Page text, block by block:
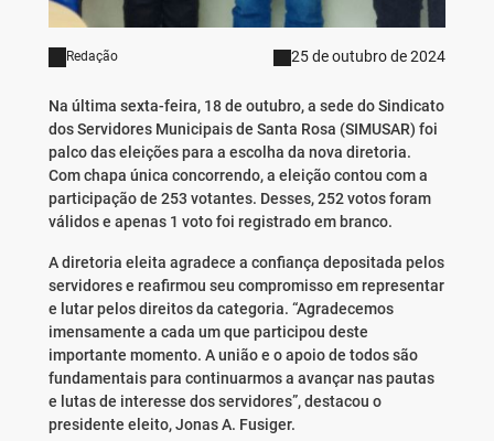
Redação 25 de outubro de 2024
Na última sexta-feira, 18 de outubro, a sede do Sindicato
dos Servidores Municipais de Santa Rosa (SIMUSAR) foi
palco das eleições para a escolha da nova diretoria.
Com chapa única concorrendo, a eleição contou com a
participação de 253 votantes. Desses, 252 votos foram
válidos e apenas 1 voto foi registrado em branco.
A diretoria eleita agradece a confiança depositada pelos
servidores e reafirmou seu compromisso em representar
e lutar pelos direitos da categoria. “Agradecemos
imensamente a cada um que participou deste
importante momento. A união e o apoio de todos são
fundamentais para continuarmos a avançar nas pautas
e lutas de interesse dos servidores”, destacou o
presidente eleito, Jonas A. Fusiger.